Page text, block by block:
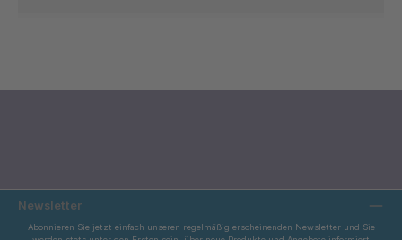
Newsletter
Abonnieren Sie jetzt einfach unseren regelmäßig erscheinenden Newsletter und Sie